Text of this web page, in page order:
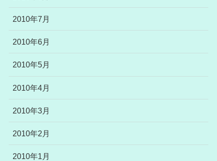
2010年7月
2010年6月
2010年5月
2010年4月
2010年3月
2010年2月
2010年1月